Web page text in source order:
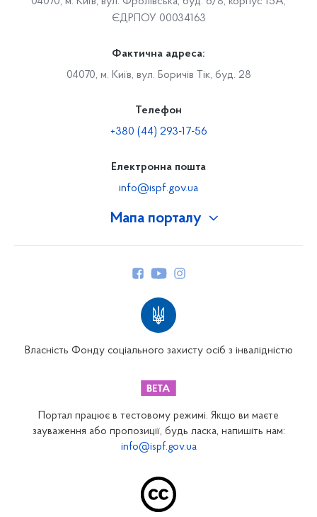
Мапа порталу
Закарпатське відділення
Запорізьке відділення
ЄДРПОУ 00034163
Фактична адреса:
04070, м. Київ, вул. Боричів Тік, буд. 28
Телефон
+380 (44) 293-17-56
Електронна пошта
info@ispf.gov.ua
Власність Фонду соціального захисту осіб з інвалідністю
Портал працює в тестовому режимі. Якщо ви маєте
зауваження або пропозиції, будь ласка, напишіть нам:
info@ispf.gov.ua